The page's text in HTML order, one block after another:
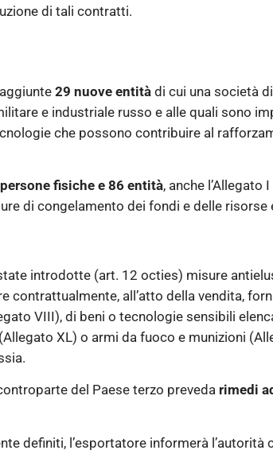
di tali contratti.
29 nuove entità di cui una società
e industriale russo e alle quali sono
che possono contribuire al
fisiche e 86 entità, anche
di congelamento dei fondi e delle risorse
introdotte (art. 12 octies) misure
contrattualmente, all’atto della vendita,
VIII), di beni o tecnologie sensibili
XL) o armi da fuoco e munizioni
del Paese terzo preveda rimedi
definiti, l’esportatore informerà